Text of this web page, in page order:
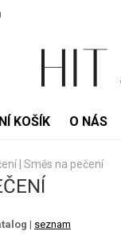
KOŠÍK O NÁS
Směs na pečení
| seznam